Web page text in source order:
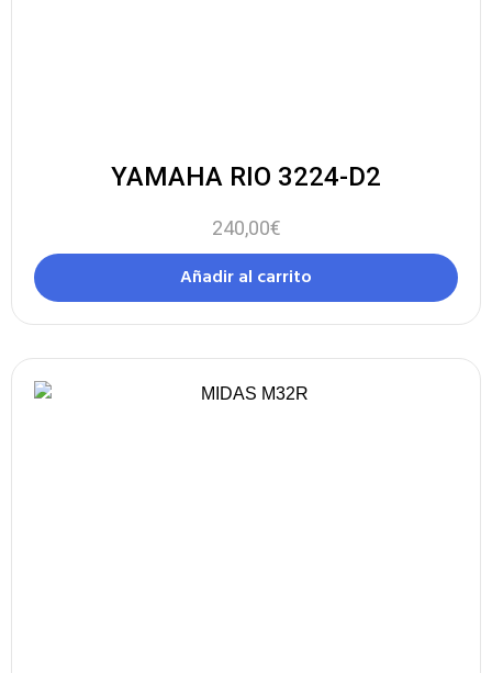
YAMAHA RIO 3224-D2
240,00€
Añadir al carrito